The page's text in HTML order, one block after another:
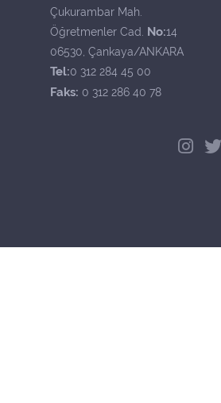
Çukurambar Mah.
Öğretmenler Cad. No:14
06530, Çankaya/ANKARA
Tel:0 312 284 45 00
Faks: 0 312 286 40 78